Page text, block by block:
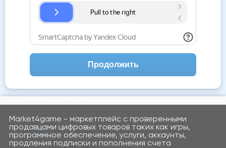
Продолжить
Market4game - маркетплейс с проверенными
продавцами цифровых товаров таких как игры,
программное обеспечение, услуги, аккаунты,
продления подписки и пополнения счета